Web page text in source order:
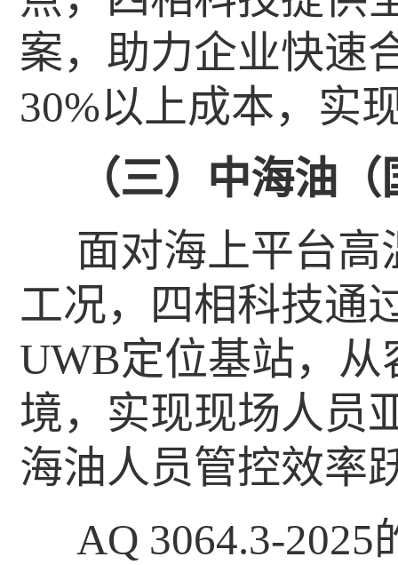
案，助力企业快速
30%以上成本，实
（三）中海油
面对海上平台
工况，四相科技通
UWB定位基站，
境，实现现场人员
海油人员管控效率
AQ 3064.3-